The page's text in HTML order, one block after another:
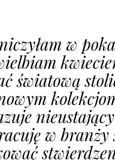
w
światową
w branży